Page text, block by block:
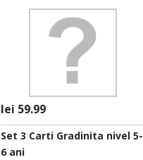
lei 59.99
Set 3 Carti Gradinita nivel 5-
6 ani